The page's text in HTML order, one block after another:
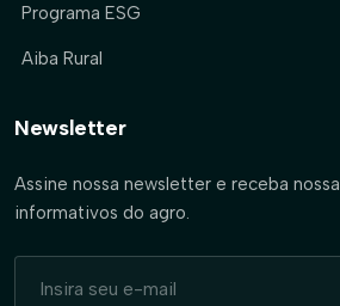
Programa ESG
Aiba Rural
Newsletter
Assine nossa newsletter e receba
informativos do agro.